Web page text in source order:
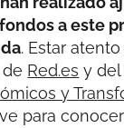
a este
. Estar
Red.es y del
y
para